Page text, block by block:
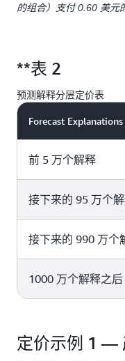
的组合）支付 0.60 美元
**表 2
预测解释分层定价表
Forecast
前 5 万个解释
Price per 1000
2.00 美元
接下来的 95 万个
Price per 1000
0.80 美元
接下来的 990 万个
Price per 1000
1000 万个解释之后
0.15 美元
定价示例 1 —